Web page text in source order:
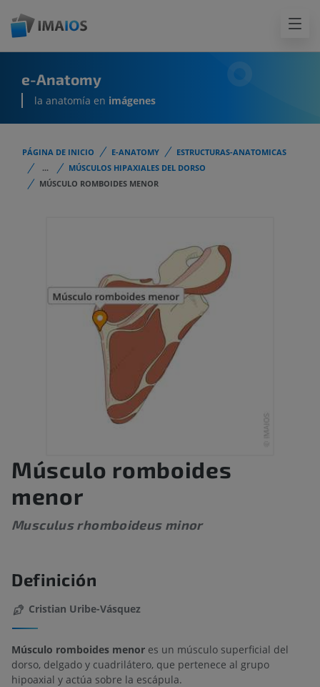
e-Anatomy
la anatomía en imágenes
PÁGINA DE INICIO E-ANATOMY
ESTRUCTURAS-ANATOMICAS
...
MÚSCULOS HIPAXIALES DEL DORSO
MÚSCULO ROMBOIDES MENOR
Músculo romboides
menor
Musculus rhomboideus minor
Definición
Cristian Uribe-Vásquez
Músculo romboides menor es un músculo superficial del
dorso, delgado y cuadrilátero, que pertenece al grupo
hipoaxial y actúa sobre la escápula.